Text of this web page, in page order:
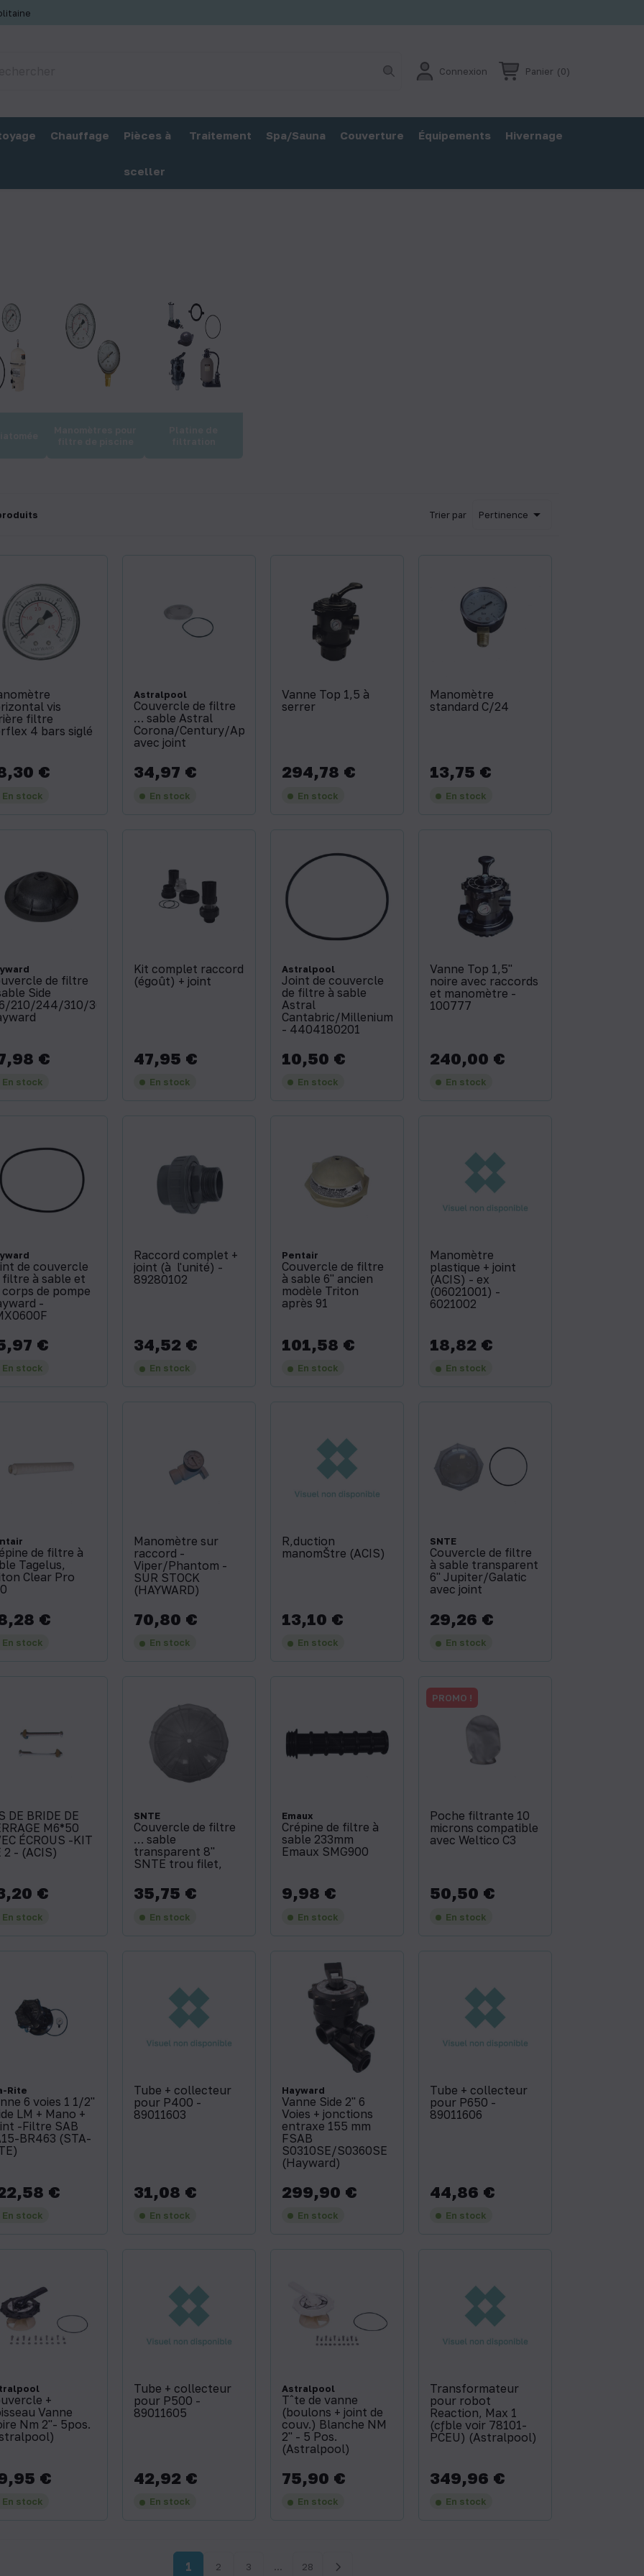
Connexion Panier (0)
Chauffage Pièces à
sceller
Traitement Spa/Sauna Couverture Équipements Hivernage
Trier par Pertinence 
vis
filtre
4 bars siglé
€
En stock
Astralpool
Couvercle de filtre
… sable Astral
Corona/Century/Aplister
avec joint
Prix
34,97 €
En stock
Vanne Top 1,5 à
serrer
Prix
294,78 €
En stock
Manomètre
standard C/24
Prix
13,75 €
En stock
de filtre
Side
210/244/310/360
€
En stock
Kit complet raccord
(égoût) + joint
Prix
47,95 €
En stock
Astralpool
Joint de couvercle
de filtre à sable
Astral
Cantabric/Millenium
- 4404180201
Prix
10,50 €
En stock
Vanne Top 1,5''
noire avec raccords
et manomètre -
100777
Prix
240,00 €
En stock
de couvercle
filtre à sable et
corps de pompe
-
€
En stock
Raccord complet +
joint (à l'unité) -
89280102
Prix
34,52 €
En stock
Pentair
Couvercle de filtre
à sable 6'' ancien
modèle Triton
après 91
Prix
101,58 €
En stock
Manomètre
plastique + joint
(ACIS) - ex
(06021001) -
6021002
Prix
18,82 €
En stock
de filtre à
Tagelus,
Clear Pro
€
En stock
Manomètre sur
raccord -
Viper/Phantom -
SUR STOCK
(HAYWARD)
Prix
70,80 €
En stock
R‚duction
manomŠtre (ACIS)
Prix
13,10 €
En stock
SNTE
Couvercle de filtre
à sable transparent
6'' Jupiter/Galatic
avec joint
Prix
29,26 €
En stock
DE BRIDE DE
M6*50
ÉCROUS -KIT
2 - (ACIS)
€
En stock
SNTE
Couvercle de filtre
… sable
transparent 8''
SNTE trou filet‚
Prix
35,75 €
En stock
Emaux
Crépine de filtre à
sable 233mm
Emaux SMG900
Prix
9,98 €
En stock
Poche filtrante 10
microns compatible
avec Weltico C3
Prix
50,50 €
PROMO !
En stock
Rite
6 voies 1 1/2''
LM + Mano +
-Filtre SAB
BR463 (STA-
€
En stock
Tube + collecteur
pour P400 -
89011603
Prix
31,08 €
En stock
Hayward
Vanne Side 2'' 6
Voies + jonctions
entraxe 155 mm
FSAB
S0310SE/S0360SE
(Hayward)
Prix
299,90 €
En stock
Tube + collecteur
pour P650 -
89011606
Prix
44,86 €
En stock
+
Vanne
Nm 2''- 5pos.
€
En stock
Tube + collecteur
pour P500 -
89011605
Prix
42,92 €
En stock
Astralpool
Tˆte de vanne
(boulons + joint de
couv.) Blanche NM
2'' - 5 Pos.
(Astralpool)
Prix
75,90 €
En stock
Transformateur
pour robot
Reaction, Max 1
(cƒble voir 78101-
PCEU) (Astralpool)
Prix
349,96 €
En stock
1 2 3 … 28